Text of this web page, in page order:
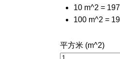
10 m^2 =
100 m^2 =
平方米 (m^2)